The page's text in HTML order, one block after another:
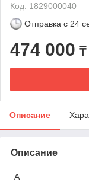
Код: 1829000040
Отправка с 24
474 000 ₸
Описание
Описание
A